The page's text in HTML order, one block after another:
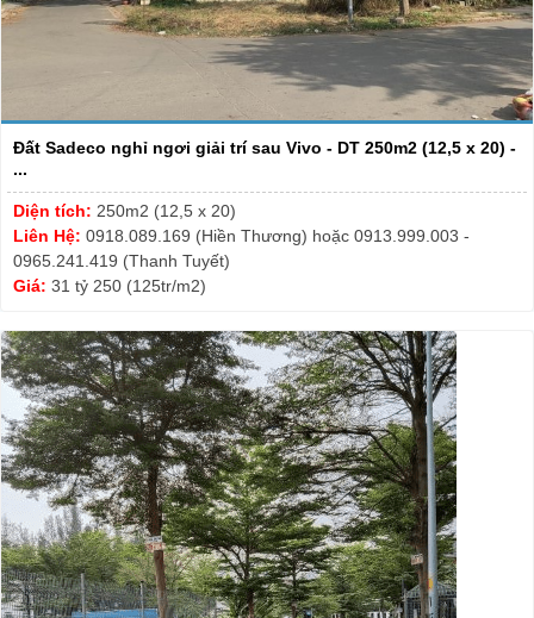
Đất Sadeco nghỉ ngơi giải trí sau Vivo - DT 250m2 (12,5 x 20) -
...
Diện tích: 250m2 (12,5 x 20)
Liên Hệ: 0918.089.169 (Hiền Thương) hoặc 0913.999.003 -
0965.241.419 (Thanh Tuyết)
Giá: 31 tỷ 250 (125tr/m2)